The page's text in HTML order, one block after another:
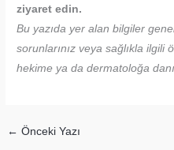
ziyaret edin.
Bu yazıda yer alan bilgiler
sorunlarınız veya sağlıkla ilgili
hekime ya da dermatoloğa
← Önceki Yazı